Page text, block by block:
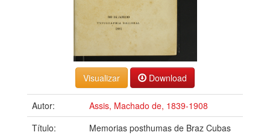
Download
Autor:
Assis, Machado de, 1839-1908
Título:
Memorias posthumas de Braz Cubas